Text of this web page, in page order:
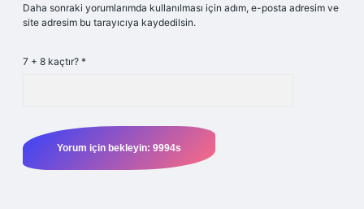
Daha sonraki yorumlarımda kullanılması için adım, e-posta adresim ve
site adresim bu tarayıcıya kaydedilsin.
7 + 8 kaçtır? *